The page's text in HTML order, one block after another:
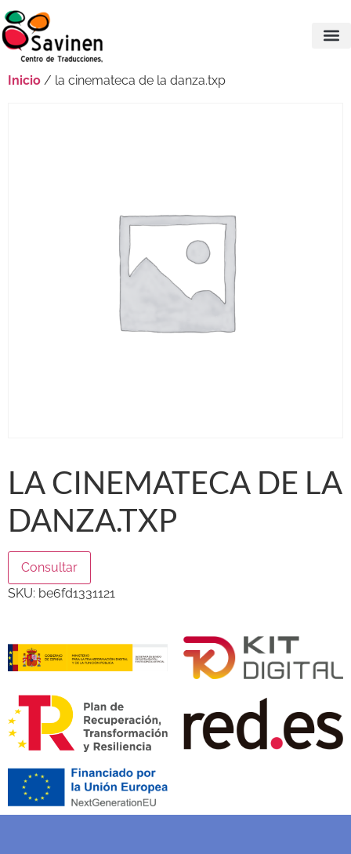
Inicio / la cinemateca de la danza.txp
LA CINEMATECA DE LA
DANZA.TXP
Consultar
SKU: be6fd1331121